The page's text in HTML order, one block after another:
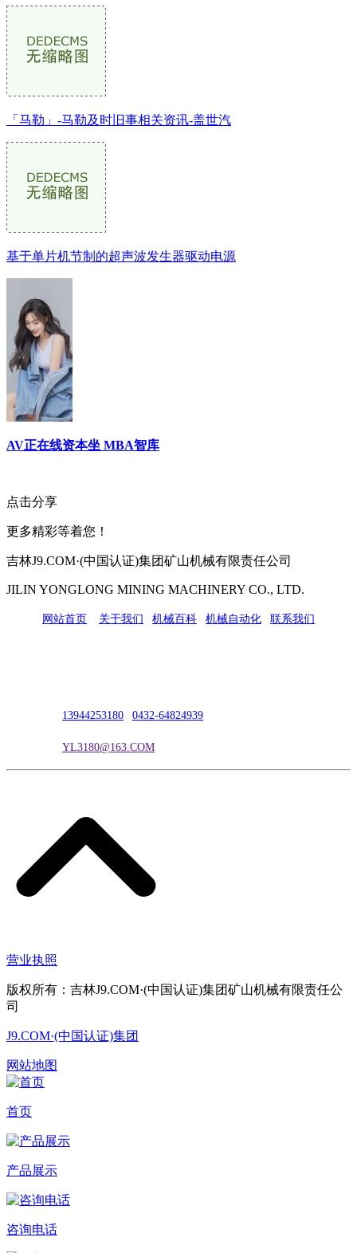
「马勒」-马勒及时旧事相关资讯-盖世汽
基于单片机节制的超声波发生器驱动电源
AV正在线资本坐 MBA智库
点击分享
更多精彩等着您！
吉林J9.COM·(中国认证)集团矿山机械有限责任公司
JILIN YONGLONG MINING MACHINERY CO., LTD.
网站首页 关于我们 机械百科 机械自动化 联系我们
13944253180 0432-64824939
YL3180@163.COM
营业执照
版权所有：吉林J9.COM·(中国认证)集团矿山机械有限责任公
司
J9.COM·(中国认证)集团
网站地图
首页
产品展示
咨询电话